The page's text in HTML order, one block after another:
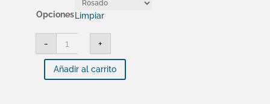
Opciones Limpiar
-
MUNAMI
Babita
x
1u
cantidad
+
Añadir al carrito